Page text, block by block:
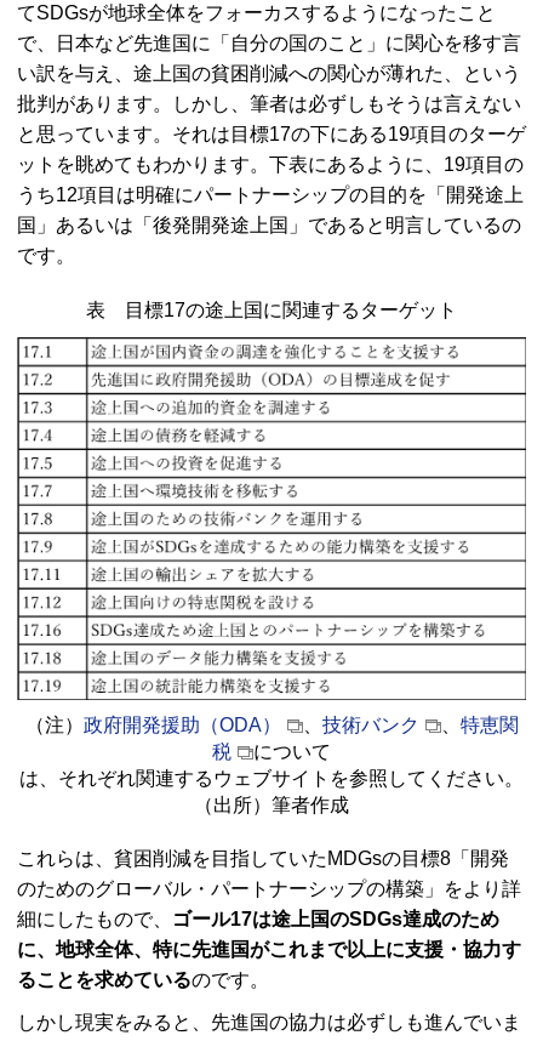
てSDGsが地球全体をフォーカスするようになったこと
で、日本など先進国に「自分の国のこと」に関心を移す言
い訳を与え、途上国の貧困削減への関心が薄れた、という
批判があります。しかし、筆者は必ずしもそうは言えない
と思っています。それは目標17の下にある19項目のターゲ
ットを眺めてもわかります。下表にあるように、19項目の
うち12項目は明確にパートナーシップの目的を「開発途上
国」あるいは「後発開発途上国」であると明言しているの
です。
表 目標17の途上国に関連するターゲット
（注） 政府開発援助（ODA） 、 技術バンク 、 特恵関
税
について
は、それぞれ関連するウェブサイトを参照してください。
（出所）筆者作成
これらは、貧困削減を目指していたMDGsの目標8「開発
のためのグローバル・パートナーシップの構築」をより詳
細にしたもので、
ゴール17は途上国のSDGs達成のため
に、地球全体、特に先進国がこれまで以上に支援・協力す
ることを求めているのです。
しかし現実をみると、先進国の協力は必ずしも進んでいま